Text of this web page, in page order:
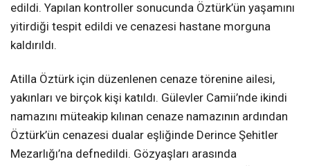
edildi. Yapılan kontroller sonucunda Öztürk’ün yaşamını
yitirdiği tespit edildi ve cenazesi hastane morguna
kaldırıldı.
Atilla Öztürk için düzenlenen cenaze törenine ailesi,
yakınları ve birçok kişi katıldı. Gülevler Camii’nde ikindi
namazını müteakip kılınan cenaze namazının ardından
Öztürk’ün cenazesi dualar eşliğinde Derince Şehitler
Mezarlığı’na defnedildi. Gözyaşları arasında